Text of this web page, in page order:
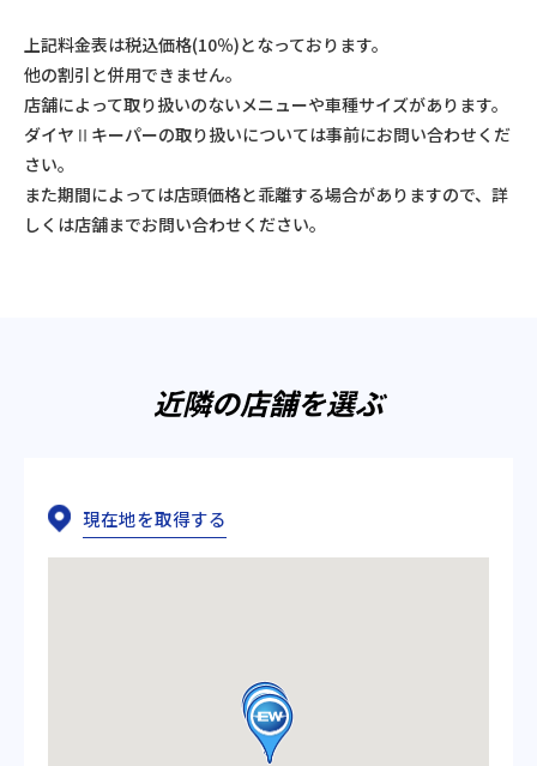
上記料金表は税込価格(10％)となっております。
他の割引と併用できません。
店舗によって取り扱いのないメニューや車種サイズがあります。
ダイヤⅡキーパーの取り扱いについては事前にお問い合わせくだ
さい。
また期間によっては店頭価格と乖離する場合がありますので、詳
しくは店舗までお問い合わせください。
近隣の店舗を選ぶ
現在地を取得する